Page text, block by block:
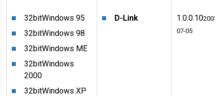
32bitWindows 95
32bitWindows 98
32bitWindows ME
32bitWindows
2000
32bitWindows XP
D-Link 1.0.0.102003-
07-05